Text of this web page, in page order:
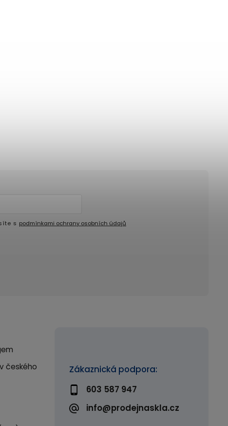
Zákaznická podpora:
603 587 947
info@prodejnaskla.cz
s podmínkami ochrany osobních údajů
českého